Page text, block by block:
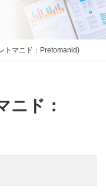
トマニド：Pretomanid)
ニド：